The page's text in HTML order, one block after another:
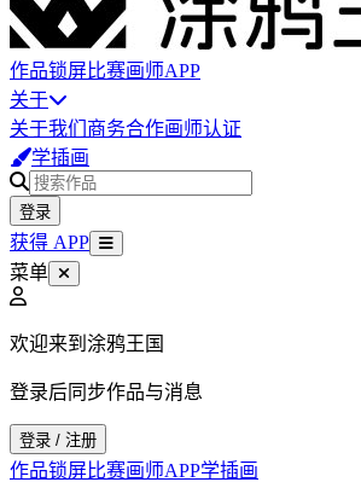
作品锁屏比赛画师APP
关于
关于我们 商务合作画师认证
学插画
登录
获得 APP
菜单
欢迎来到涂鸦王国
登录后同步作品与消息
登录 / 注册
作品锁屏比赛画师APP学插画